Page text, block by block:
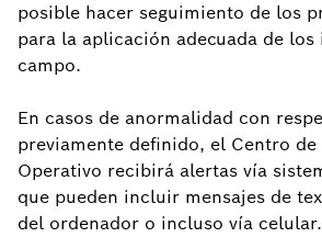
posible hacer seguimiento de los
para la aplicación adecuada de los
campo.
En casos de anormalidad con
previamente definido, el Centro
Operativo recibirá alertas vía
que pueden incluir mensajes de
del ordenador o incluso vía